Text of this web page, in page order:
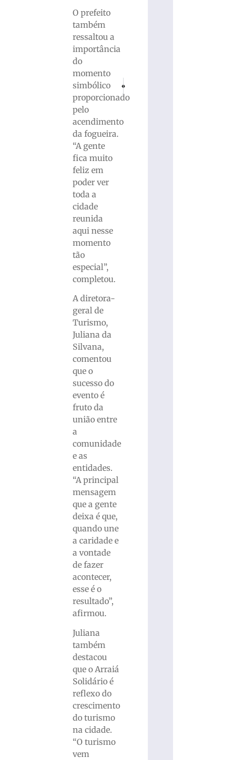
O prefeito
também
ressaltou a
importância
do
momento
simbólico
proporcionado
pelo
acendimento
da fogueira.
“A gente
fica muito
feliz em
poder ver
toda a
cidade
reunida
aqui nesse
momento
tão
especial”,
completou.
A diretora-
geral de
Turismo,
Juliana da
Silvana,
comentou
que o
sucesso do
evento é
fruto da
união entre
a
comunidade
e as
entidades.
“A principal
mensagem
que a gente
deixa é que,
quando une
a caridade e
a vontade
de fazer
acontecer,
esse é o
resultado”,
afirmou.
Juliana
também
destacou
que o Arraiá
Solidário é
reflexo do
crescimento
do turismo
na cidade.
“O turismo
vem